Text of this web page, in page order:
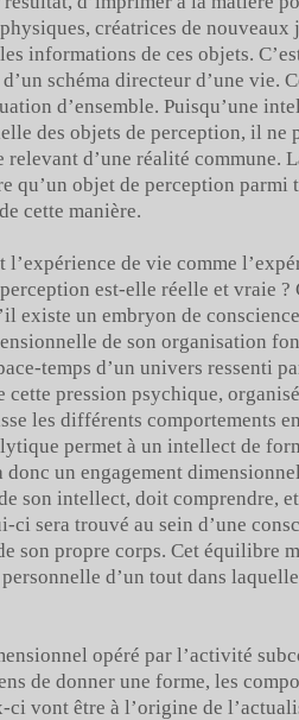
créatrices de nouveaux
informations de ces objets.
schéma directeur d’une vie.
d’ensemble. Puisqu’une
des objets de perception, il ne
relevant d’une réalité commune.
qu’un objet de perception parmi
cette manière.
de vie comme
est-elle réelle et vraie ?
existe un embryon de
de son organisation
temps d’un univers ressenti
pression psychique,
les différents comportements
permet à un intellect de
un engagement
son intellect, doit comprendre,
ci sera trouvé au sein d’une
son propre corps. Cet équilibre
d’un tout dans
opéré par l’activité
de donner une forme, les
vont être à l’origine de